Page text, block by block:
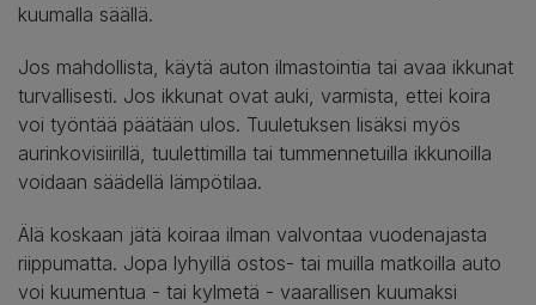
kuumalla säällä.
Jos mahdollista, käytä auton ilmastointia tai avaa ikkunat
turvallisesti. Jos ikkunat ovat auki, varmista, ettei koira
voi työntää päätään ulos. Tuuletuksen lisäksi myös
aurinkovisiirillä, tuulettimilla tai tummennetuilla ikkunoilla
voidaan säädellä lämpötilaa.
Älä koskaan jätä koiraa ilman valvontaa vuodenajasta
riippumatta. Jopa lyhyillä ostos- tai muilla matkoilla auto
voi kuumentua - tai kylmetä - vaarallisen kuumaksi